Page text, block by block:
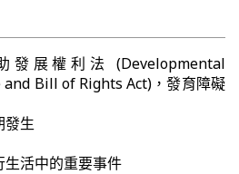
展權利法 (Developmental
Bill of Rights Act)，發育障礙
發生
活中的重要事件